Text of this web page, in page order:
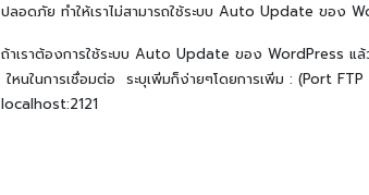
ปลอดภัย ทำให้เราไม่สามารถใช้ระบบ Auto Update ของ
ถ้าเราต้องการใช้ระบบ Auto Update ของ WordPress แล้ว
ใหนในการเชื่อมต่อ ระบุเพิ่มก็ง่ายๆโดยการเพิ่ม : (Port
localhost:2121